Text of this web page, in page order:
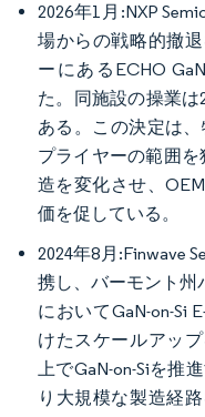
2026年1月:NXP
場からの戦略的撤
ーにあるECHO
た。同施設の操業
ある。この決定は
プライヤーの範囲を
造を変化させ、
価を促している。
2024年8月:Finwave
携し、バーモント州
においてGaN-on-Si
けたスケールアッ
上でGaN-on-Siを推
り大規模な製造経